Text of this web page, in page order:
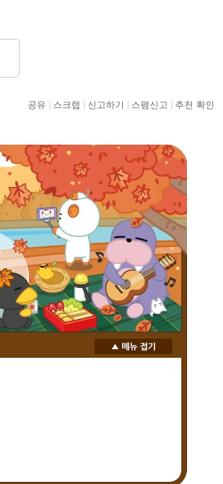
공유 스크랩 신고하기 스팸신고 추천 확인